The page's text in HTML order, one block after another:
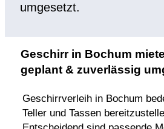
umgesetzt.
Geschirr in Bochum
geplant & zuverlässig
Geschirrverleih in Bochum
Teller und Tassen